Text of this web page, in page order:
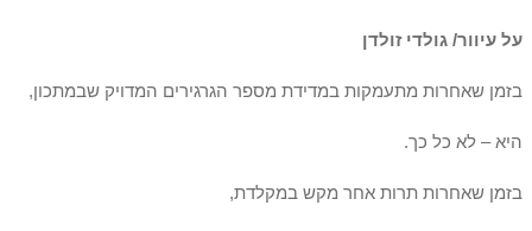
על עיוור/ גולדי זולדן
בזמן שאחרות מתעמקות במדידת מספר הגרגירים המדויק שבמתכון,
היא – לא כל כך.
בזמן שאחרות תרות אחר מקש במקלדת,